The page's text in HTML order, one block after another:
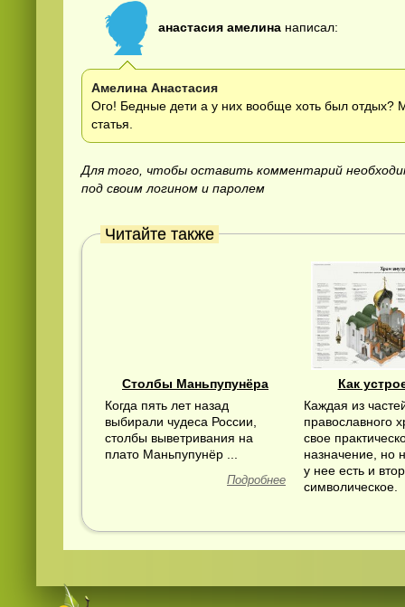
анастасия амелина написал:
Амелина Анастасия
Ого! Бедные дети а у них вообще хоть был отдых?
статья.
Для того, чтобы оставить комментарий
под своим логином и паролем
Читайте также
Столбы Маньпупунёра
Когда пять лет назад
выбирали чудеса России,
столбы выветривания на
плато Маньпупунёр ...
Подробнее
Как
Каждая из
православного
свое
назначение, но
у нее есть и
символическое.